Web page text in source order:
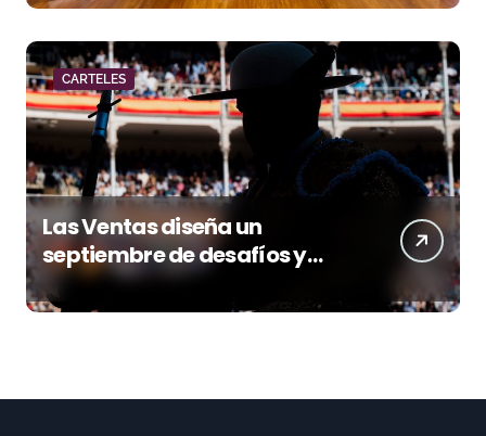
CARTELES
Las Ventas diseña un
septiembre de desafíos y
variedad ganadera